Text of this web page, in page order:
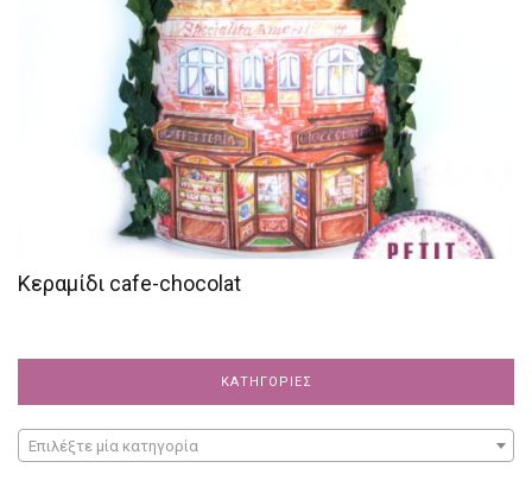
Κεραμίδι cafe-chocolat
ΚΑΤΗΓΟΡΊΕΣ
Επιλέξτε μία κατηγορία